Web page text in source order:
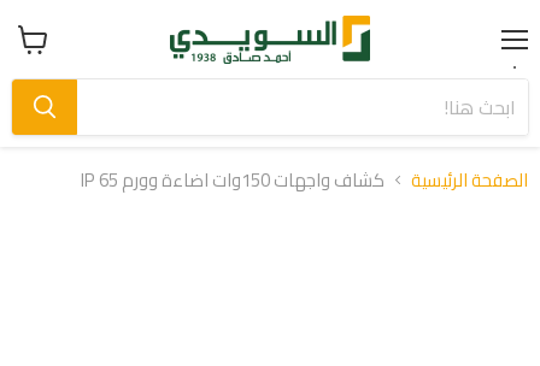
Menu عرض
سلة
الصفحة الرئيسية كشاف واجهات 150وات اضاءة وورم IP 65